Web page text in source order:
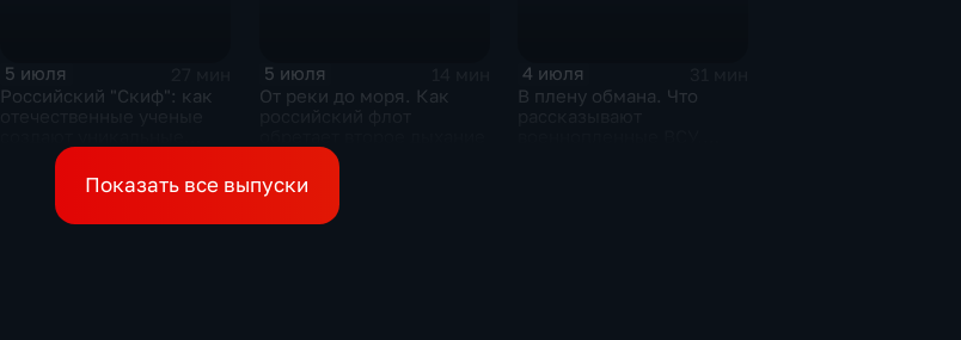
5 июля
Российский "Скиф": как
технологии будущего
5 июля
От реки до моря. Как
4 июля
В плену обмана. Что
Показать все выпуски